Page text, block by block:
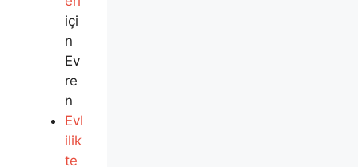
içi
n
Ev
re
n
Evl
ilik
te